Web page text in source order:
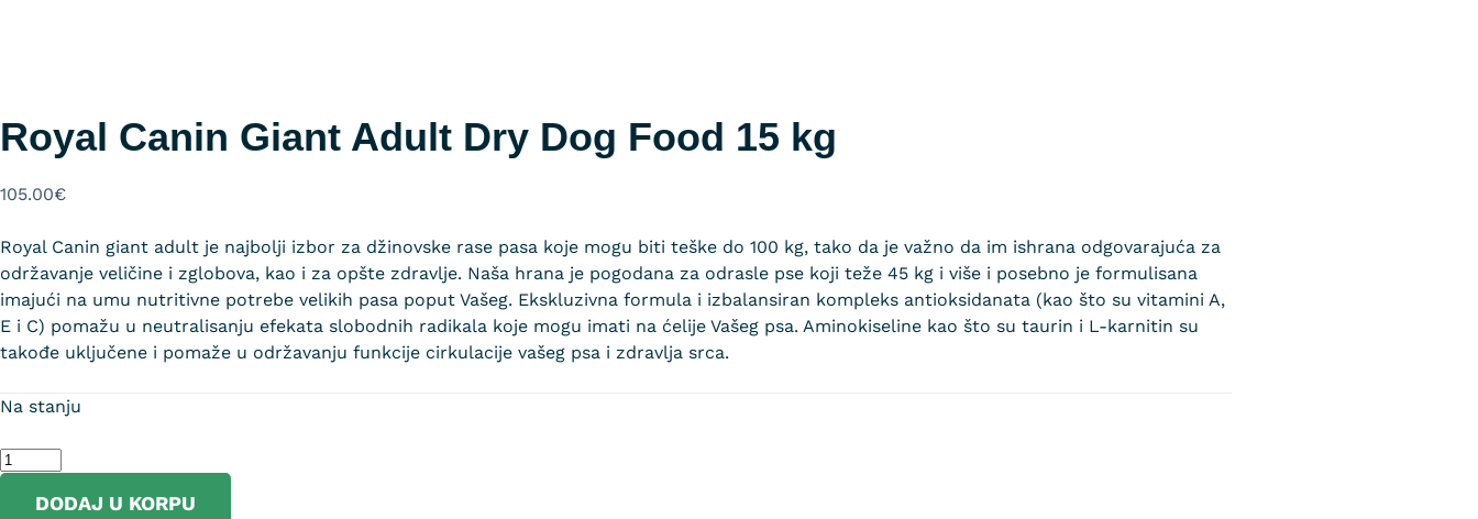
Royal Canin Giant Adult Dry Dog Food 15 kg
105.00€
Royal Canin giant adult je najbolji izbor za džinovske rase pasa koje mogu biti teške do 100 kg, tako da je važno da im ishrana odgovarajuća za
održavanje veličine i zglobova, kao i za opšte zdravlje. Naša hrana je pogodana za odrasle pse koji teže 45 kg i više i posebno je formulisana
imajući na umu nutritivne potrebe velikih pasa poput Vašeg. Ekskluzivna formula i izbalansiran kompleks antioksidanata (kao što su vitamini A,
E i C) pomažu u neutralisanju efekata slobodnih radikala koje mogu imati na ćelije Vašeg psa. Aminokiseline kao što su taurin i L-karnitin su
takođe uključene i pomaže u održavanju funkcije cirkulacije vašeg psa i zdravlja srca.
Na stanju
DODAJ U KORPU